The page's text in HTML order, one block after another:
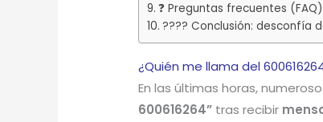
❓ Preguntas frecuentes (FAQ)
???? Conclusión: desconfía
¿Quién me llama del
En las últimas horas,
600616264” tras recibir